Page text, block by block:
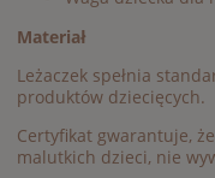
Materiał
Leżaczek spełnia
produktów dziecięcych.
Certyfikat gwarantuje,
malutkich dzieci, nie